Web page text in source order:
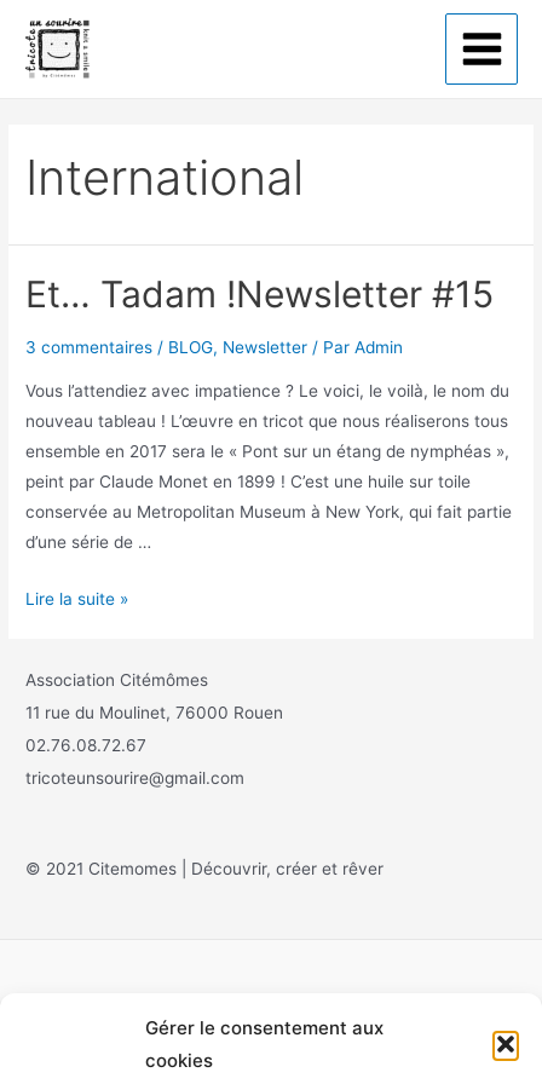
Gérer le consentement aux
cookies
International
Et… Tadam !Newsletter #15
3 commentaires / BLOG, Newsletter / ParAdmin
Vous l’attendiez avec impatience ? Le voici, le voilà, le nom du
nouveau tableau ! L’œuvre en tricot que nous réaliserons tous
ensemble en 2017 sera le « Pont sur un étang de nymphéas »,
peint par Claude Monet en 1899 ! C’est une huile sur toile
conservée au Metropolitan Museum à New York, qui fait partie
d’une série de …
Lire la suite »
Association Citémômes
11 rue du Moulinet, 76000 Rouen
02.76.08.72.67
tricoteunsourire@gmail.com
© 2021 Citemomes | Découvrir, créer et rêver